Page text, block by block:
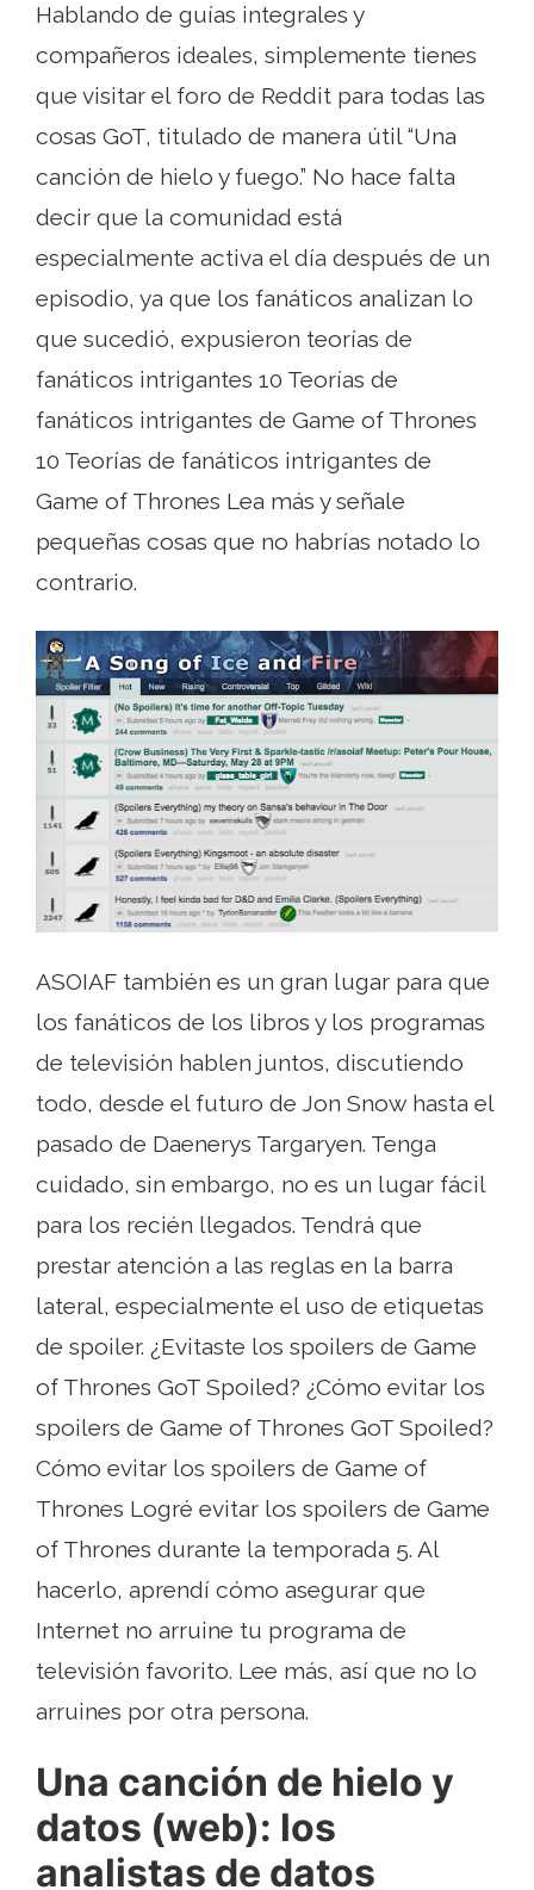
Hablando de guías integrales y
compañeros ideales, simplemente tienes
que visitar el foro de Reddit para todas las
cosas GoT, titulado de manera útil “Una
canción de hielo y fuego.” No hace falta
decir que la comunidad está
especialmente activa el día después de un
episodio, ya que los fanáticos analizan lo
que sucedió, expusieron teorías de
fanáticos intrigantes 10 Teorías de
fanáticos intrigantes de Game of Thrones
10 Teorías de fanáticos intrigantes de
Game of Thrones Lea más y señale
pequeñas cosas que no habrías notado lo
contrario.
ASOIAF también es un gran lugar para que
los fanáticos de los libros y los programas
de televisión hablen juntos, discutiendo
todo, desde el futuro de Jon Snow hasta el
pasado de Daenerys Targaryen. Tenga
cuidado, sin embargo, no es un lugar fácil
para los recién llegados. Tendrá que
prestar atención a las reglas en la barra
lateral, especialmente el uso de etiquetas
de spoiler. ¿Evitaste los spoilers de Game
of Thrones GoT Spoiled? ¿Cómo evitar los
spoilers de Game of Thrones GoT Spoiled?
Cómo evitar los spoilers de Game of
Thrones Logré evitar los spoilers de Game
of Thrones durante la temporada 5. Al
hacerlo, aprendí cómo asegurar que
Internet no arruine tu programa de
televisión favorito. Lee más, así que no lo
arruines por otra persona.
Una canción de hielo y
datos (web): los
analistas de datos